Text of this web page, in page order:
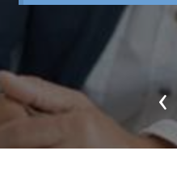
‹